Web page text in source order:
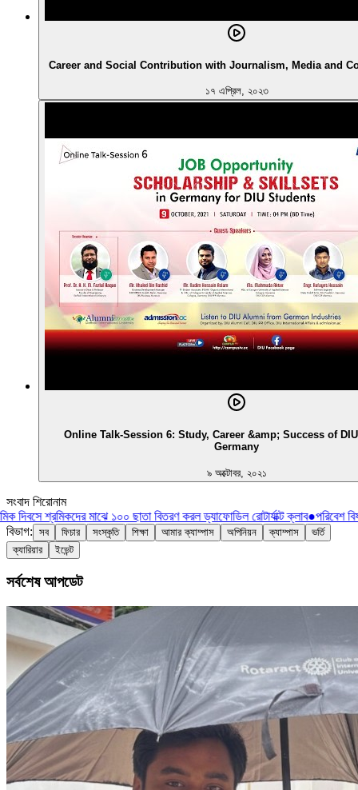
Career and Social Contribution with Journalism, Media and
১৭ এপ্রিল, ২০২৩
Online Talk-Session 6: Study, Career &amp; Success of
Germany
৯ অক্টোবর, ২০২১
সংবাদ শিরোনাম
দিবসে শ্রমিকদের মাঝে ১০০ ছাতা বিতরণ করল ড্যাফোডিল রোটার্যাক্ট ক্লাব●পরিবেশ
বিভাগ: সব ফিচার সংস্কৃতি শিক্ষা আমার ক্যাম্পাস অপিনিয়ন ক্যাম্পাস
ভর্তি
ক্যারিয়ার
ইভেন্ট
সর্বশেষ আপডেট